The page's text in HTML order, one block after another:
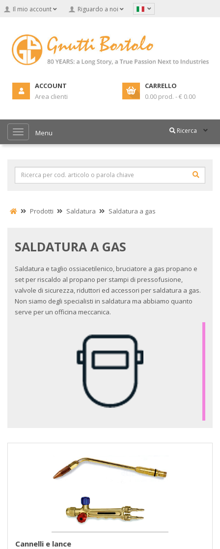
Il mio account Riguardo a noi
ACCOUNT
Area clienti
CARRELLO
0.00 prod. - € 0.00
Menu Ricerca
Prodotti Saldatura Saldatura a gas
SALDATURA A GAS
Saldatura e taglio ossiacetilenico, bruciatore a gas propano e
set per riscaldo al propano per stampi di pressofusione,
valvole di sicurezza, riduttori ed accessori per saldatura a gas.
Non siamo degli specialisti in saldatura ma abbiamo quanto
serve per un officina meccanica.
Cannelli e lance